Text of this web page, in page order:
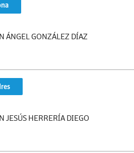
ÁNGEL GONZÁLEZ DÍAZ
JESÚS HERRERÍA DIEGO